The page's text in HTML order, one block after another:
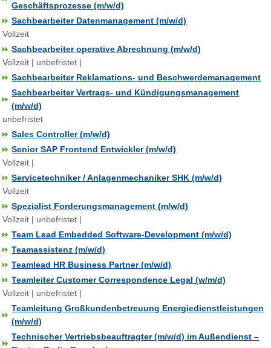
Geschäftsprozesse (m/w/d)
Sachbearbeiter Datenmanagement (m/w/d)
Vollzeit
Sachbearbeiter operative Abrechnung (m/w/d)
Vollzeit | unbefristet |
Sachbearbeiter Reklamations- und Beschwerdemanagement
Sachbearbeiter Vertrags- und Kündigungsmanagement
(m/w/d)
unbefristet
Sales Controller (m/w/d)
Senior SAP Frontend Entwickler (m/w/d)
Vollzeit |
Servicetechniker / Anlagenmechaniker SHK (m/w/d)
Vollzeit
Spezialist Forderungsmanagement (m/w/d)
Vollzeit | unbefristet |
Team Lead Embedded Software-Development (m/w/d)
Teamassistenz (m/w/d)
Teamlead HR Business Partner (m/w/d)
Teamleiter Customer Correspondence Legal (w/m/d)
Vollzeit | unbefristet |
Teamleitung Großkundenbetreuung Energiedienstleistungen
(m/w/d)
Technischer Vertriebsbeauftragter (m/w/d) im Außendienst –